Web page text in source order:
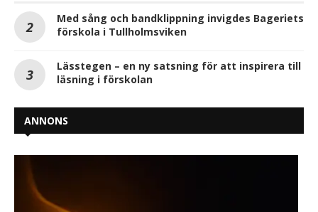
Med sång och bandklippning invigdes Bageriets
förskola i Tullholmsviken
Lässtegen – en ny satsning för att inspirera till
läsning i förskolan
ANNONS